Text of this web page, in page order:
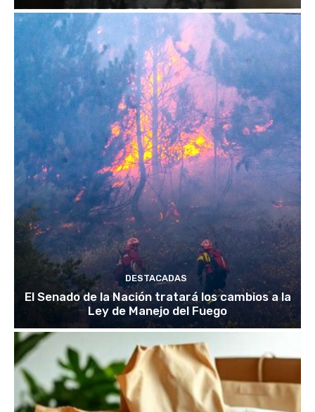
DESTACADAS
El Senado de la Nación tratará los cambios a la
Ley de Manejo del Fuego